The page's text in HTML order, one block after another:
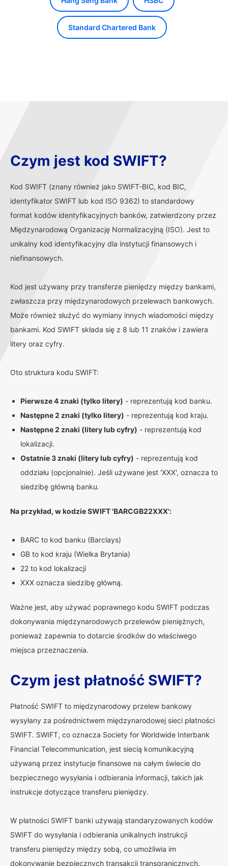
Standard Chartered Bank
Czym jest kod SWIFT?
Kod SWIFT (znany również jako SWIFT-BIC, kod BIC,
identyfikator SWIFT lub kod ISO 9362) to standardowy
format kodów identyfikacyjnych banków, zatwierdzony przez
Międzynarodową Organizację Normalizacyjną (ISO). Jest to
unikalny kod identyfikacyjny dla instytucji finansowych i
niefinansowych.
Kod jest używany przy transferze pieniędzy między bankami,
zwłaszcza przy międzynarodowych przelewach bankowych.
Może również służyć do wymiany innych wiadomości między
bankami. Kod SWIFT składa się z 8 lub 11 znaków i zawiera
litery oraz cyfry.
Oto struktura kodu SWIFT:
Pierwsze 4 znaki (tylko litery) - reprezentują kod banku.
Następne 2 znaki (tylko litery) - reprezentują kod kraju.
Następne 2 znaki (litery lub cyfry) - reprezentują kod
lokalizacji.
Ostatnie 3 znaki (litery lub cyfry) - reprezentują kod
oddziału (opcjonalnie). Jeśli używane jest 'XXX', oznacza to
siedzibę główną banku.
Na przykład, w kodzie SWIFT 'BARCGB22XXX':
BARC to kod banku (Barclays)
GB to kod kraju (Wielka Brytania)
22 to kod lokalizacji
XXX oznacza siedzibę główną.
Ważne jest, aby używać poprawnego kodu SWIFT podczas
dokonywania międzynarodowych przelewów pieniężnych,
ponieważ zapewnia to dotarcie środków do właściwego
miejsca przeznaczenia.
Czym jest płatność SWIFT?
Płatność SWIFT to międzynarodowy przelew bankowy
wysyłany za pośrednictwem międzynarodowej sieci płatności
SWIFT. SWIFT, co oznacza Society for Worldwide Interbank
Financial Telecommunication, jest siecią komunikacyjną
używaną przez instytucje finansowe na całym świecie do
bezpiecznego wysyłania i odbierania informacji, takich jak
instrukcje dotyczące transferu pieniędzy.
W płatności SWIFT banki używają standaryzowanych kodów
SWIFT do wysyłania i odbierania unikalnych instrukcji
transferu pieniędzy między sobą, co umożliwia im
dokonywanie bezpiecznych transakcji transgranicznych.